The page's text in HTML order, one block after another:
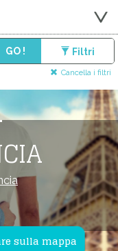
GO ! Filtri
Cancella i filtri
sulla mappa